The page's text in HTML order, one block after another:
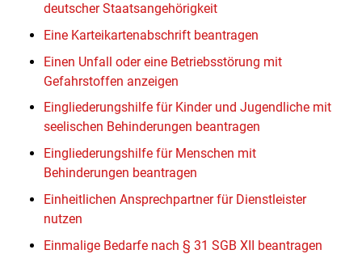
deutscher Staatsangehörigkeit
Eine Karteikartenabschrift beantragen
Einen Unfall oder eine Betriebsstörung mit
Gefahrstoffen anzeigen
Eingliederungshilfe für Kinder und Jugendliche mit
seelischen Behinderungen beantragen
Eingliederungshilfe für Menschen mit
Behinderungen beantragen
Einheitlichen Ansprechpartner für Dienstleister
nutzen
Einmalige Bedarfe nach § 31 SGB XII beantragen